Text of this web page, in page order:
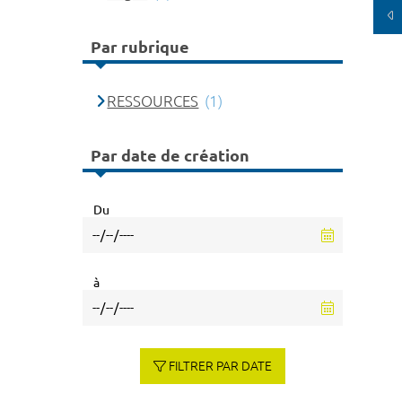
Par rubrique
RESSOURCES (1)
Par date de création
Du
à
FILTRER PAR DATE